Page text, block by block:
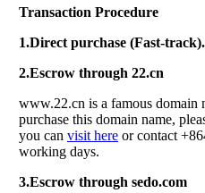
Transaction Procedure
1.Direct purchase (Fast-track).
2.Escrow through 22.cn
www.22.cn is a famous
purchase this domain name,
you can visit here or contact
working days.
3.Escrow through sedo.com